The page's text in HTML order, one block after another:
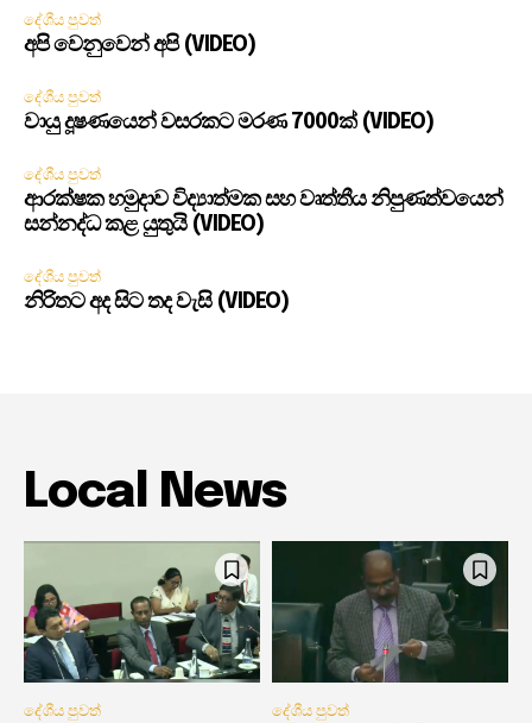
දේශීය පුවත්
අපි වෙනුවෙන් අපි (VIDEO)
දේශීය පුවත්
වායු දූෂණයෙන් වසරකට මරණ 7000ක් (VIDEO)
දේශීය පුවත්
ආරක්ෂක හමුදාව විද්‍යාත්මක සහ වෘත්තීය නිපුණත්වයෙන්
සන්නද්ධ කළ යුතුයි (VIDEO)
දේශීය පුවත්
නිරිතට අද සිට තද වැසි (VIDEO)
Local News
දේශීය පුවත් දේශීය පුවත්